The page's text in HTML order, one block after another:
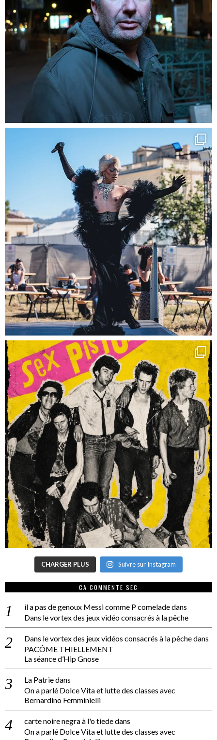
CHARGER PLUS Suivre sur Instagram
CA COMMENTE SEC
il a pas de genoux Messi comme P comeladedans
Dans le vortex des jeux vidéo consacrés à la pêche
Dans le vortex des jeux vidéos consacrés à la pêchedans
PACÔME THIELLEMENT
La séance d’Hip Gnose
La Patriedans
On a parlé Dolce Vita et lutte des classes avec
Bernardino Femminielli
carte noire negra à l'o tiededans
On a parlé Dolce Vita et lutte des classes avec